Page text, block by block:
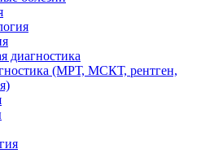
диагностика
(МРТ, МСКТ, рентген,